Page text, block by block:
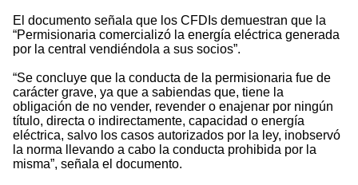
El documento señala que los CFDIs demuestran que la
“Permisionaria comercializó la energía eléctrica generada
por la central vendiéndola a sus socios”.
“Se concluye que la conducta de la permisionaria fue de
carácter grave, ya que a sabiendas que, tiene la
obligación de no vender, revender o enajenar por ningún
título, directa o indirectamente, capacidad o energía
eléctrica, salvo los casos autorizados por la ley, inobservó
la norma llevando a cabo la conducta prohibida por la
misma”, señala el documento.